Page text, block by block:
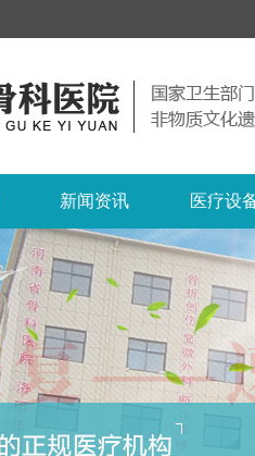
新闻资讯 医疗设